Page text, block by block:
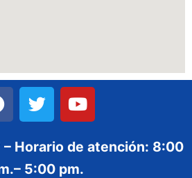
Horario de atención: 8:00
5:00 pm.